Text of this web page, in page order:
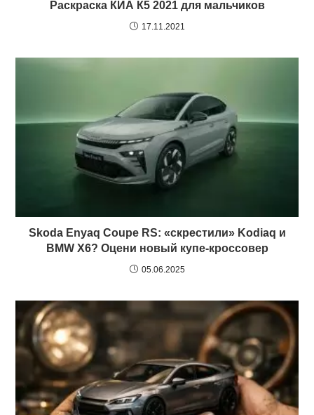
Раскраска КИА К5 2021 для мальчиков
17.11.2021
Skoda Enyaq Coupe RS: «скрестили» Kodiaq и
BMW X6? Оцени новый купе-кроссовер
05.06.2025